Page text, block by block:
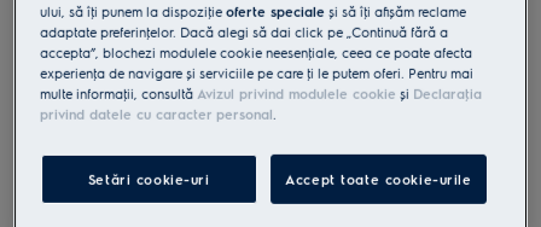
Beneficii
Mentine in stare optima masina ta de spalat vase sau masina de
spalat rufe, folosind sare.
ului, să îţi punem la dispoziţieoferte speciale și să îţi afișăm reclame
adaptate preferinţelor. Dacă alegi să dai click pe „Continuă fără a
accepta”, blochezi modulele cookie neesenţiale, ceea ce poate afecta
experienţa de navigare și serviciile pe care ţi le putem oferi. Pentru mai
multe informaţii, consultă Avizul privind modulele cookie și Declaraţia
privind datele cu caracter personal.
Setări cookie-uri Accept toate cookie-urile